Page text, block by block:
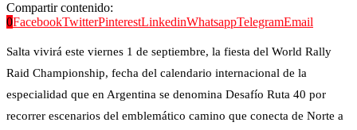
Compartir contenido:
0FacebookTwitterPinterestLinkedinWhatsappTelegramEmail
Salta vivirá este viernes 1 de septiembre, la fiesta del World Rally
Raid Championship, fecha del calendario internacional de la
especialidad que en Argentina se denomina Desafío Ruta 40 por
recorrer escenarios del emblemático camino que conecta de Norte a